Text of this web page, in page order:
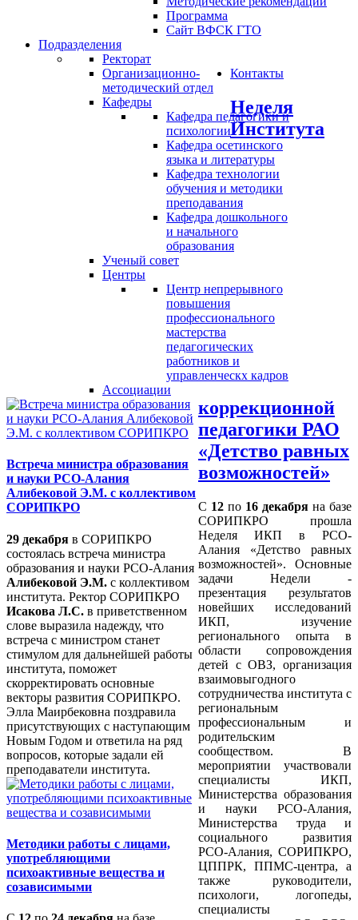
Программа
Сайт ВФСК ГТО
Подразделения
Ректорат
Организационно-
методический отдел
Кафедры
Кафедра педагогики и
психологии
Кафедра осетинского
языка и литературы
Кафедра технологии
обучения и методики
преподавания
Кафедра дошкольного
и начального
образования
Ученый совет
Центры
Центр непрерывного
повышения
профессионального
мастерства
педагогических
работников и
управленческх кадров
Ассоциации
Контакты
Встреча министра образования
и науки РСО-Алания
Алибековой Э.М. с коллективом
СОРИПКРО
29 декабря в СОРИПКРО
состоялась встреча министра
образования и науки РСО-Алания
Алибековой Э.М. с коллективом
института. Ректор СОРИПКРО
Исакова Л.С. в приветственном
слове выразила надежду, что
встреча с министром станет
стимулом для дальнейшей работы
института, поможет
скорректировать основные
векторы развития СОРИПКРО.
Элла Маирбековна поздравила
присутствующих с наступающим
Новым Годом и ответила на ряд
вопросов, которые задали ей
преподаватели института.
Методики работы с лицами,
употребляющими
психоактивные вещества и
созависимыми
Неделя
Института
коррекционной
педагогики РАО
«Детство равных
возможностей»
С 12 по 16 декабря на базе
СОРИПКРО прошла
Неделя ИКП в РСО-
Алания «Детство равных
возможностей». Основные
задачи Недели -
презентация результатов
новейших исследований
ИКП, изучение
регионального опыта в
области сопровождения
детей с ОВЗ, организация
взаимовыгодного
сотрудничества института с
региональным
профессиональным и
родительским
сообществом. В
мероприятии участвовали
специалисты ИКП,
Министерства образования
и науки РСО-Алания,
Министерства труда и
социального развития
РСО-Алания, СОРИПКРО,
ЦППРК, ППМС-центра, а
также руководители,
психологи, логопеды,
специалисты